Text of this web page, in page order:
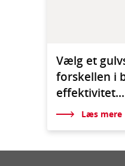
Vælg et
forskellen i
effektivitet...
Læs mere